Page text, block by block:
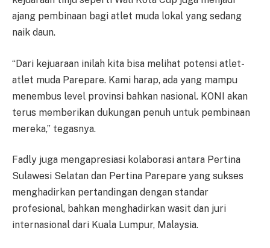
ajang pembinaan bagi atlet muda lokal yang sedang
naik daun.
“Dari kejuaraan inilah kita bisa melihat potensi atlet-
atlet muda Parepare. Kami harap, ada yang mampu
menembus level provinsi bahkan nasional. KONI akan
terus memberikan dukungan penuh untuk pembinaan
mereka,” tegasnya.
Fadly juga mengapresiasi kolaborasi antara Pertina
Sulawesi Selatan dan Pertina Parepare yang sukses
menghadirkan pertandingan dengan standar
profesional, bahkan menghadirkan wasit dan juri
internasional dari Kuala Lumpur, Malaysia.